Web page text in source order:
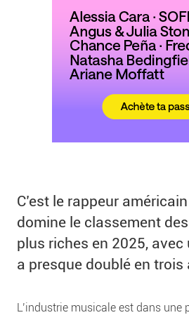
C’est le rappeur
domine le classement
plus riches en 2025,
a presque doublé en trois
L’industrie musicale est dans une